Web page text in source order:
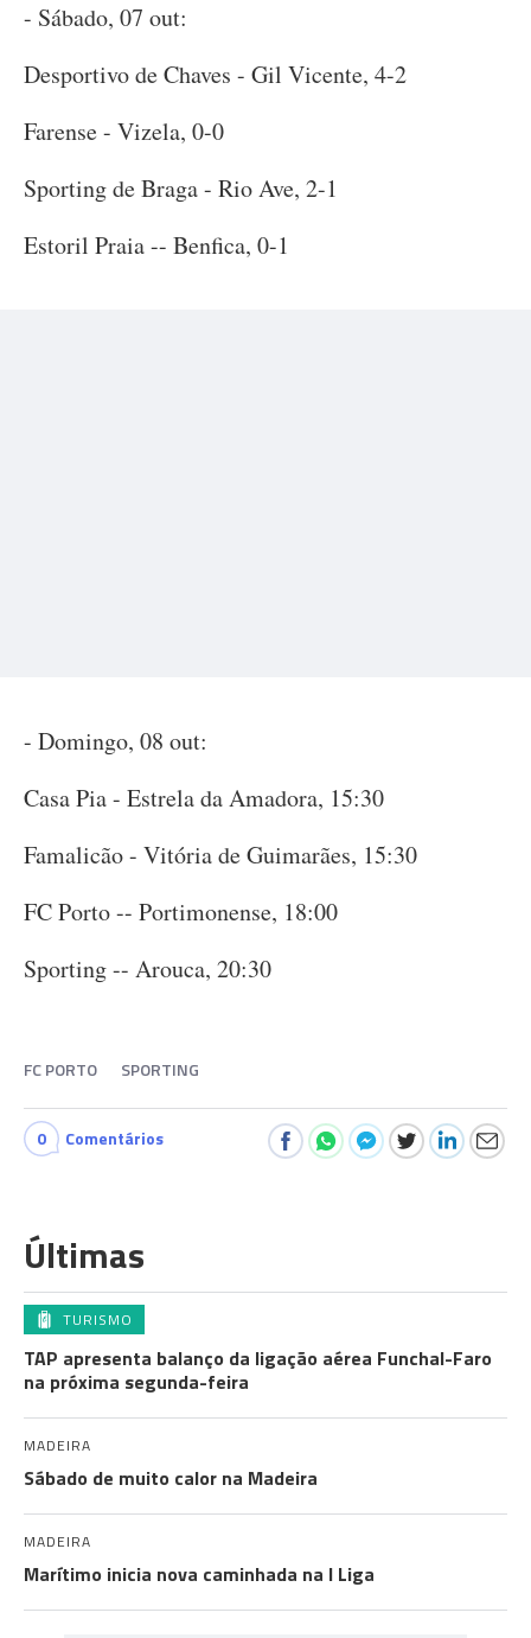
- Sábado, 07 out:
Desportivo de Chaves - Gil Vicente, 4-2
Farense - Vizela, 0-0
Sporting de Braga - Rio Ave, 2-1
Estoril Praia -- Benfica, 0-1
- Domingo, 08 out:
Casa Pia - Estrela da Amadora, 15:30
Famalicão - Vitória de Guimarães, 15:30
FC Porto -- Portimonense, 18:00
Sporting -- Arouca, 20:30
FC PORTO SPORTING
0 Comentários
Últimas
TURISMO
TAP apresenta balanço da ligação aérea Funchal-Faro
na próxima segunda-feira
MADEIRA
Sábado de muito calor na Madeira
MADEIRA
Marítimo inicia nova caminhada na I Liga